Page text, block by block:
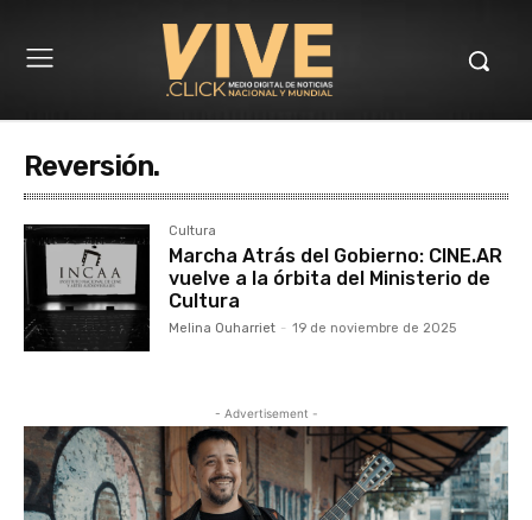
Reversión.
Cultura
Marcha Atrás del Gobierno: CINE.AR
vuelve a la órbita del Ministerio de
Cultura
Melina Ouharriet - 19 de noviembre de 2025
- Advertisement -